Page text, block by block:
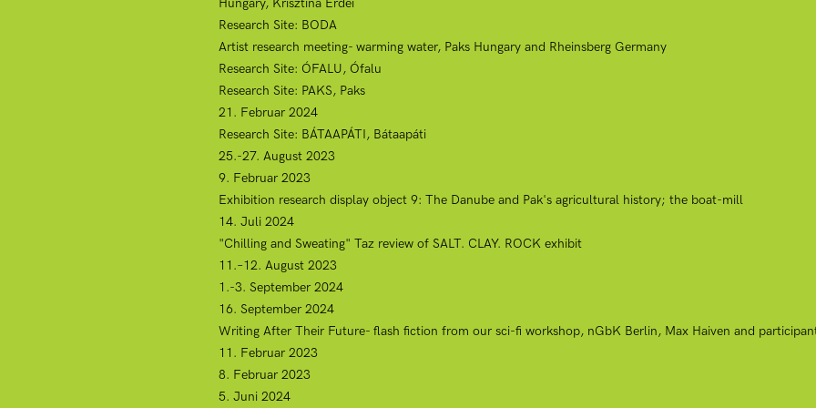
Hungary, Krisztina Erdei
Research Site: BODA
Artist research meeting- warming water, Paks Hungary and Rheinsberg Germany
Research Site: ÓFALU, Ófalu
Research Site: PAKS, Paks
21. Februar 2024
Research Site: BÁTAAPÁTI, Bátaapáti
25.-27. August 2023
9. Februar 2023
Exhibition research display object 9: The Danube and Pak's agricultural history; the boat-mill
14. Juli 2024
"Chilling and Sweating" Taz review of SALT. CLAY. ROCK exhibit
11.–12. August 2023
1.-3. September 2024
16. September 2024
Writing After Their Future- flash fiction from our sci-fi workshop, nGbK Berlin, Max Haiven and
11. Februar 2023
8. Februar 2023
5. Juni 2024